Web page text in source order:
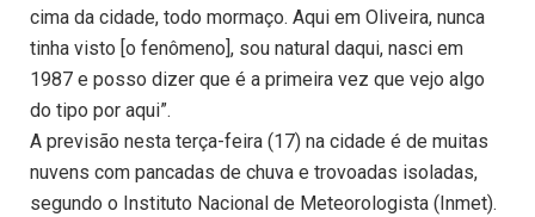
cima da cidade, todo mormaço. Aqui em Oliveira, nunca
tinha visto [o fenômeno], sou natural daqui, nasci em
1987 e posso dizer que é a primeira vez que vejo algo
do tipo por aqui”.
A previsão nesta terça-feira (17) na cidade é de muitas
nuvens com pancadas de chuva e trovoadas isoladas,
segundo o Instituto Nacional de Meteorologista (Inmet).